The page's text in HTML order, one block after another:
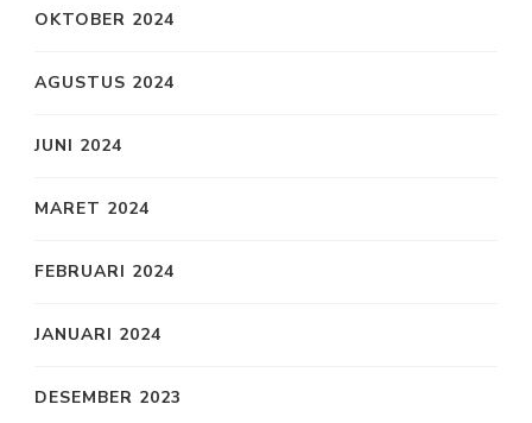
OKTOBER 2024
AGUSTUS 2024
JUNI 2024
MARET 2024
FEBRUARI 2024
JANUARI 2024
DESEMBER 2023